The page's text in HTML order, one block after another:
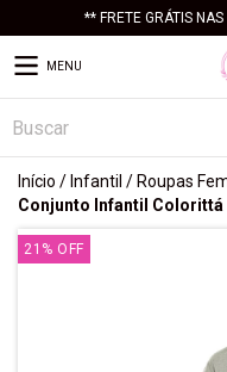
** FRETE GRÁTIS
MENU
Início / Infantil / Roupas
Conjunto Infantil Colorittá
21 % OFF